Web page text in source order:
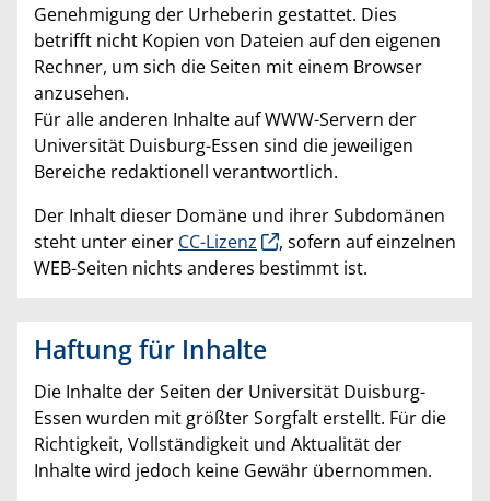
Genehmigung der Urheberin gestattet. Dies
betrifft nicht Kopien von Dateien auf den eigenen
Rechner, um sich die Seiten mit einem Browser
anzusehen.
Für alle anderen Inhalte auf WWW-Servern der
Universität Duisburg-Essen sind die jeweiligen
Bereiche redaktionell verantwortlich.
Der Inhalt dieser Domäne und ihrer Subdomänen
steht unter einer CC-Lizenz
, sofern auf einzelnen
WEB-Seiten nichts anderes bestimmt ist.
Haftung für Inhalte
Die Inhalte der Seiten der Universität Duisburg-
Essen wurden mit größter Sorgfalt erstellt. Für die
Richtigkeit, Vollständigkeit und Aktualität der
Inhalte wird jedoch keine Gewähr übernommen.